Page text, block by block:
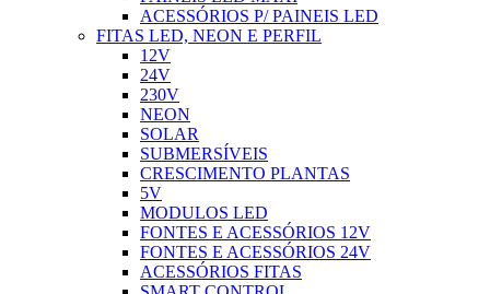
ACESSÓRIOS P/ PAINEIS LED
FITAS LED, NEON E PERFIL
12V
24V
230V
NEON
SOLAR
SUBMERSÍVEIS
CRESCIMENTO PLANTAS
5V
MODULOS LED
FONTES E ACESSÓRIOS 12V
FONTES E ACESSÓRIOS 24V
ACESSÓRIOS FITAS